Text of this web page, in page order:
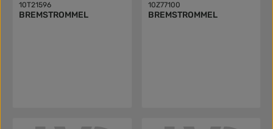
10T21596
BREMSTROMMEL
10Z77100
BREMSTROMMEL